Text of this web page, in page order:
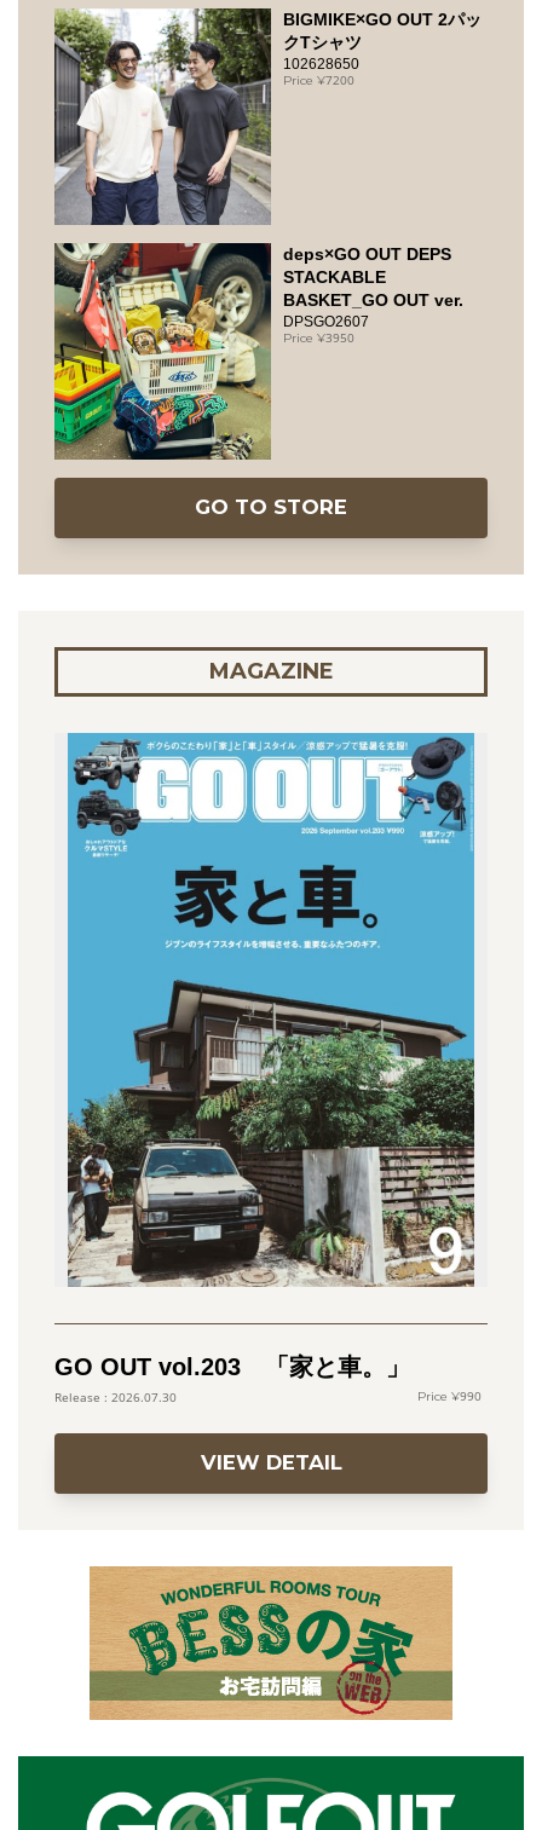
BIGMIKE×GO OUT 2パッ
クTシャツ
102628650
7200
deps×GO OUT DEPS
STACKABLE
BASKET_GO OUT ver.
DPSGO2607
3950
GO TO STORE
MAGAZINE
GO OUT vol.203 「家と車。」
2026.07.30 990
VIEW DETAIL